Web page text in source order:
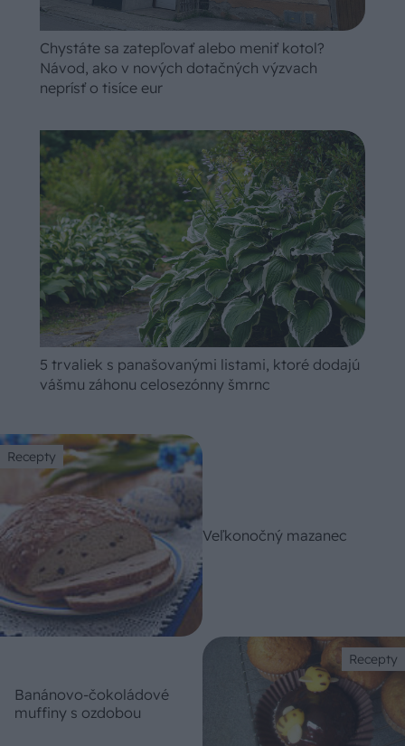
Chystáte sa zatepľovať alebo meniť kotol?
Návod, ako v nových dotačných výzvach
neprísť o tisíce eur
5 trvaliek s panašovanými listami, ktoré dodajú
vášmu záhonu celosezónny šmrnc
Recepty
Veľkonočný mazanec
Recepty
Banánovo-čokoládové
muffiny s ozdobou